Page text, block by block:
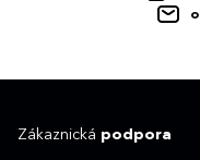
Zákaznická podpora